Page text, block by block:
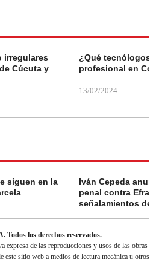
irregulares
Cúcuta y
¿Qué tecnólogos
profesional en
13/02/2024
siguen en la
Iván Cepeda
penal contra
señalamientos de
Todos los derechos reservados.
de las reproducciones y usos de las obras
este sitio web a medios de lectura mecánica u otros